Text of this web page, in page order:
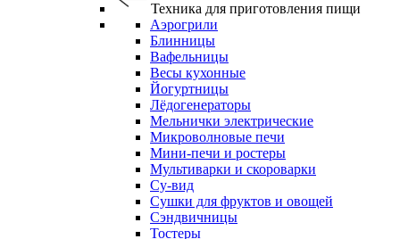
Техника для приготовления пищи
Аэрогрили
Блинницы
Вафельницы
Весы кухонные
Йогуртницы
Лёдогенераторы
Мельнички электрические
Микроволновые печи
Мини-печи и ростеры
Мультиварки и скороварки
Су-вид
Сушки для фруктов и овощей
Сэндвичницы
Тостеры